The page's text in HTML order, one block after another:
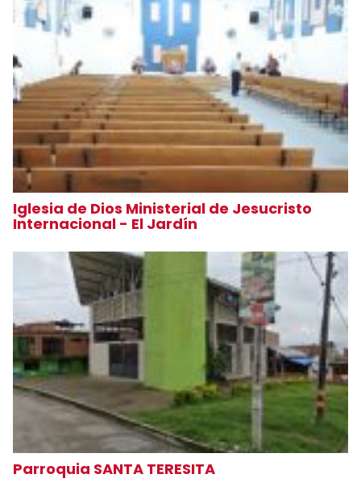
Iglesia de Dios Ministerial de Jesucristo
Internacional - El Jardín
Parroquia SANTA TERESITA